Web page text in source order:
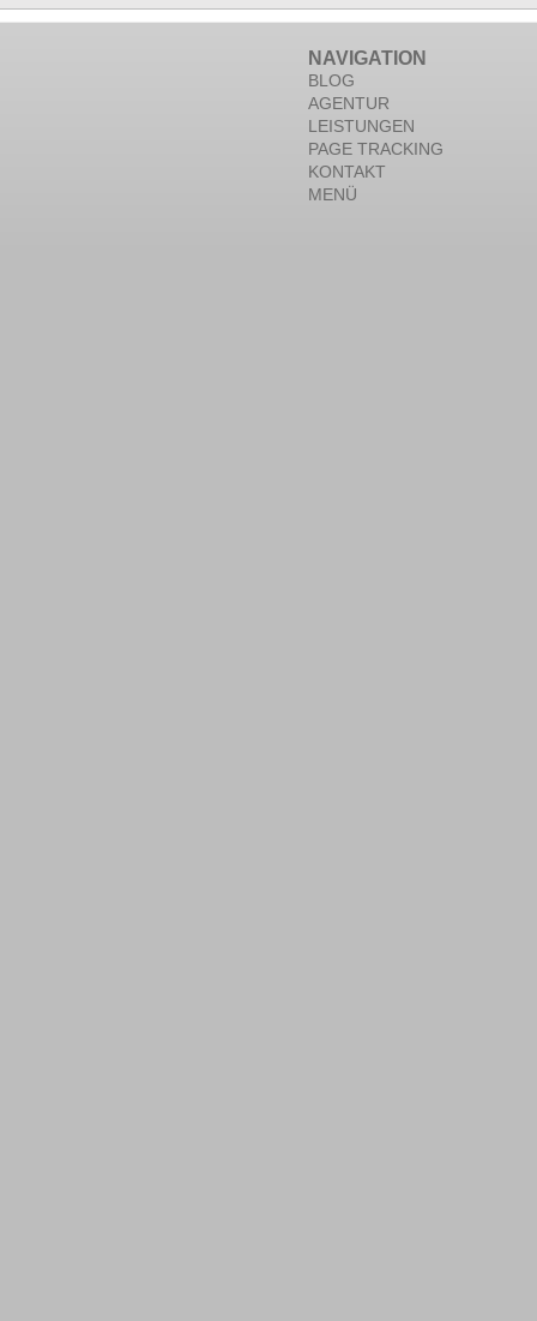
NAVIGATION
BLOG
AGENTUR
LEISTUNGEN
PAGE TRACKING
KONTAKT
MENÜ